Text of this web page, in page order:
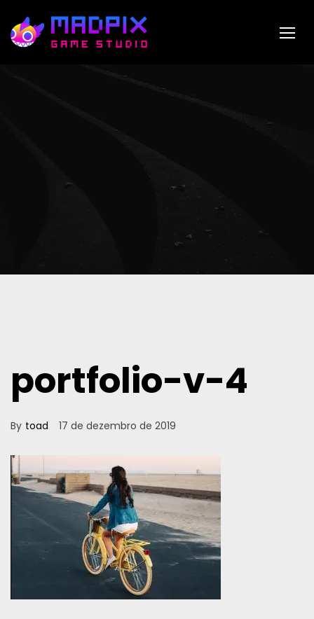
portfolio-v-4
By toad 17 de dezembro de 2019